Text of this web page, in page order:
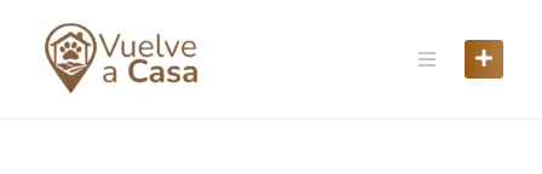
content